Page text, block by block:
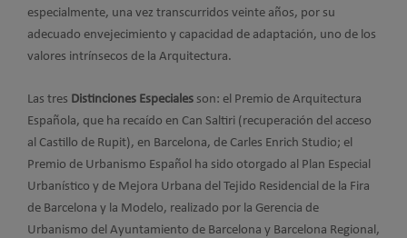
especialmente, una vez transcurridos veinte años, por su
adecuado envejecimiento y capacidad de adaptación, uno de los
valores intrínsecos de la Arquitectura.
Las tres Distinciones Especiales son: el Premio de Arquitectura
Española, que ha recaído en Can Saltiri (recuperación del acceso
al Castillo de Rupit), en Barcelona, de Carles Enrich Studio; el
Premio de Urbanismo Español ha sido otorgado al Plan Especial
Urbanístico y de Mejora Urbana del Tejido Residencial de la Fira
de Barcelona y la Modelo, realizado por la Gerencia de
Urbanismo del Ayuntamiento de Barcelona y Barcelona Regional,